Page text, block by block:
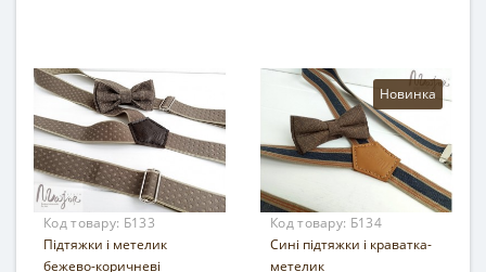
Код товару: Б133
Підтяжки і метелик
бежево-коричневі
Новинка
Код товару: Б134
Сині підтяжки і краватка-
метелик